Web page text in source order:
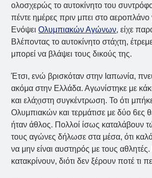
ολοσχερώς το αυτοκίνητο του
πέντε ημέρες πριν μπει στο αεροπλάνο
ΕνόψειΟλυμπιακών Αγώνων, είχε
Βλέποντας το αυτοκίνητο στάχτη,
μπορεί να βλάψει τους δικούς της.
Έτσι, ενώ βρισκόταν στην Ιαπωνία,
ακόμα στην Ελλάδα. Αγωνίστηκε με
και ελάχιστη συγκέντρωση. Το ότι
Ολυμπιακών και τερμάτισε με δύο 6ες
ήταν άθλος. Πολλοί ίσως καταλάβουν
τους αγώνες δήλωσε στα μέσα, ότι
να μην είναι αυστηρός με τους
κατακρίνουν, διότι δεν ξέρουν ποτέ τι